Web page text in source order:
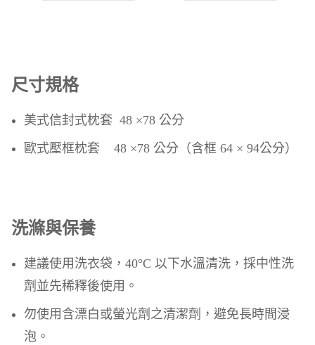
尺寸規格
美式信封式枕套 48 ×78 公分
歐式壓框枕套 48 ×78 公分（含框 64 × 94公分）
洗滌與保養
建議使用洗衣袋，40°C 以下水溫清洗，採中性洗
劑並先稀釋後使用。
勿使用含漂白或螢光劑之清潔劑，避免長時間浸
泡。